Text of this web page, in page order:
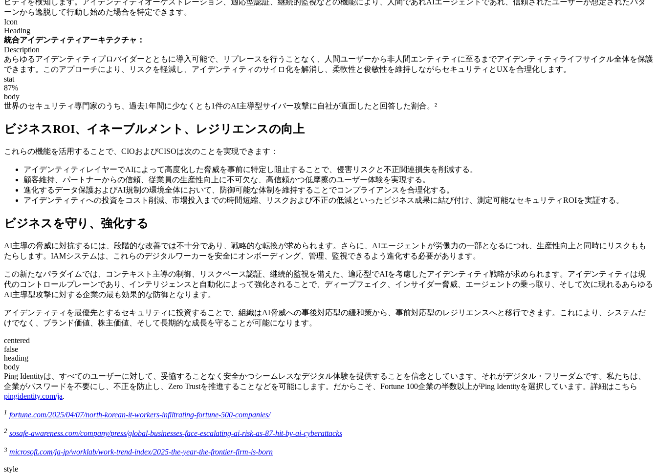
ビティを検知します。アイデンティティオーケストレーション、適応型認証、継続的監視などの機能により、人間であれAIエージェントであれ、信頼されたユーザーが想定されたパタ
ーンから逸脱して行動し始めた場合を特定できます。
Icon
Heading
統合アイデンティティアーキテクチャ：
Description
あらゆるアイデンティティプロバイダーとともに導入可能で、リプレースを行うことなく、人間ユーザーから非人間エンティティに至るまでアイデンティティライフサイクル全体を保護
できます。このアプローチにより、リスクを軽減し、アイデンティティのサイロ化を解消し、柔軟性と俊敏性を維持しながらセキュリティとUXを合理化します。
stat
87%
body
世界のセキュリティ専門家のうち、過去1年間に少なくとも1件のAI主導型サイバー攻撃に自社が直面したと回答した割合。²
ビジネスROI、イネーブルメント、レジリエンスの向上
これらの機能を活用することで、CIOおよびCISOは次のことを実現できます：
アイデンティティレイヤーでAIによって高度化した脅威を事前に特定し阻止することで、侵害リスクと不正関連損失を削減する。
顧客維持、パートナーからの信頼、従業員の生産性向上に不可欠な、高信頼かつ低摩擦のユーザー体験を実現する。
進化するデータ保護およびAI規制の環境全体において、防御可能な体制を維持することでコンプライアンスを合理化する。
アイデンティティへの投資をコスト削減、市場投入までの時間短縮、リスクおよび不正の低減といったビジネス成果に結び付け、測定可能なセキュリティROIを実証する。
ビジネスを守り、強化する
AI主導の脅威に対抗するには、段階的な改善では不十分であり、戦略的な転換が求められます。さらに、AIエージェントが労働力の一部となるにつれ、生産性向上と同時にリスクもも
たらします。IAMシステムは、これらのデジタルワーカーを安全にオンボーディング、管理、監視できるよう進化する必要があります。
この新たなパラダイムでは、コンテキスト主導の制御、リスクベース認証、継続的監視を備えた、適応型でAIを考慮したアイデンティティ戦略が求められます。アイデンティティは現
代のコントロールプレーンであり、インテリジェンスと自動化によって強化されることで、ディープフェイク、インサイダー脅威、エージェントの乗っ取り、そして次に現れるあらゆる
AI主導型攻撃に対する企業の最も効果的な防御となります。
アイデンティティを最優先とするセキュリティに投資することで、組織はAI脅威への事後対応型の緩和策から、事前対応型のレジリエンスへと移行できます。これにより、システムだ
けでなく、ブランド価値、株主価値、そして長期的な成長を守ることが可能になります。
centered
false
heading
body
Ping Identityは、すべてのユーザーに対して、妥協することなく安全かつシームレスなデジタル体験を提供することを信念としています。それがデジタル・フリーダムです。私たちは、
企業がパスワードを不要にし、不正を防止し、Zero Trustを推進することなどを可能にします。だからこそ、Fortune 100企業の半数以上がPing Identityを選択しています。詳細はこちら
pingidentity.com/ja.
1 fortune.com/2025/04/07/north-korean-it-workers-infiltrating-fortune-500-companies/
2 sosafe-awareness.com/company/press/global-businesses-face-escalating-ai-risk-as-87-hit-by-ai-cyberattacks
3 microsoft.com/ja-jp/worklab/work-trend-index/2025-the-year-the-frontier-firm-is-born
style